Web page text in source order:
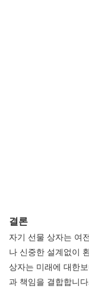
결론
자기 선물 상자는 여
나 신중한 설계없이
상자는 미래에 대한
과 책임을 결합합니다.